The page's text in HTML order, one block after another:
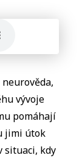
vývoje
pomáhají
jimi útok
situaci, kdy